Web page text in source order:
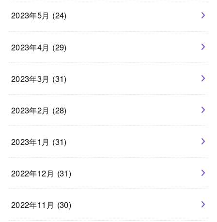
2023年5月 (24)
2023年4月 (29)
2023年3月 (31)
2023年2月 (28)
2023年1月 (31)
2022年12月 (31)
2022年11月 (30)